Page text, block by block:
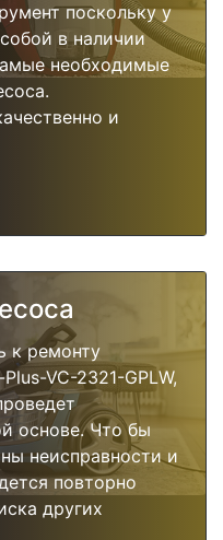
поскольку у
в наличии
необходимые
и
к ремонту
VC-2321-GPLW,
основе. Что бы
неисправности и
повторно
других